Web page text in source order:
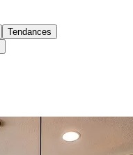
Tendances